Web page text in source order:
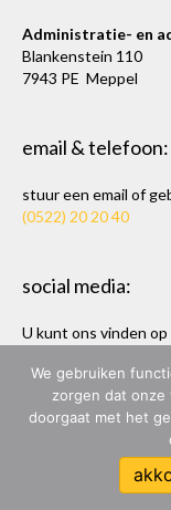
Administratie- en
Blankenstein 110
7943 PE Meppel
email & telefoon:
stuur een email of
(0522) 20 20 40
social media:
U kunt ons vinden op
We gebruiken
zorgen dat onze
doorgaat met het